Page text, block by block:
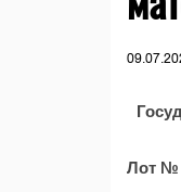
Лот №